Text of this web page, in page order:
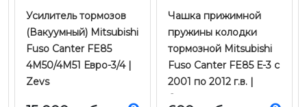
Усилитель тормозов
(Вакуумный) Mitsubishi
Fuso Canter FE85
4M50/4M51 Евро-3/4 |
Zevs
Чашка прижимной
пружины колодки
тормозной Mitsubishi
Fuso Canter FE85 Е-3 с
2001 по 2012 г.в. |
Оригинал